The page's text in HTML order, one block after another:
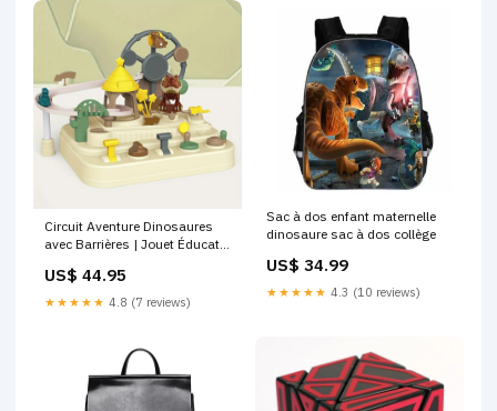
Circuit Aventure Dinosaures
avec Barrières | Jouet Éducatif
Développe Coordination &
Réflexion custom-badge-
US$ 44.95
★★★★★ 4.8 (7 reviews)
Sac à dos enfant maternelle
dinosaure sac à dos collège
US$ 34.99
★★★★★ 4.3 (10 reviews)